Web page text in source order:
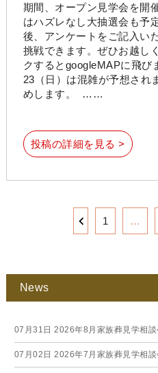
期間、オープン見学会を開
はハズレなし大抽選会も
後、アンケートをご記入い
挑戦できます。ぜひお越し
クするとgoogleMAPに飛
23（日）は混雑が予想され
めします。 ……
投稿の詳細を見る >
1 …
News
07月31日 2026年8月家族葬見学相談
07月02日 2026年7月家族葬見学相談